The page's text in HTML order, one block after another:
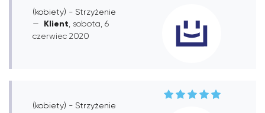
(kobiety) - Strzyżenie
Klient , sobota, 6
czerwiec 2020
(kobiety) - Strzyżenie